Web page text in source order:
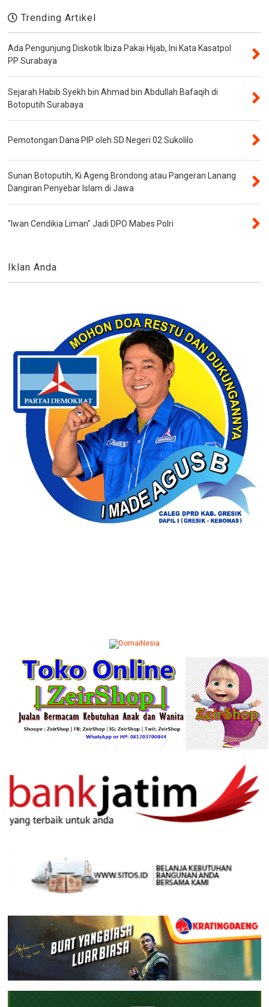
Trending Artikel
Ada Pengunjung Diskotik Ibiza Pakai Hijab, Ini Kata Kasatpol
PP Surabaya
Sejarah Habib Syekh bin Ahmad bin Abdullah Bafaqih di
Botoputih Surabaya
Pemotongan Dana PIP oleh SD Negeri 02 Sukolilo
Sunan Botoputih, Ki Ageng Brondong atau Pangeran Lanang
Dangiran Penyebar Islam di Jawa
"Iwan Cendikia Liman" Jadi DPO Mabes Polri
Iklan Anda